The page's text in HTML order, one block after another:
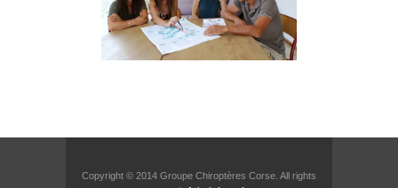
Copyright © 2014 Groupe Chiroptères Corse. All rights